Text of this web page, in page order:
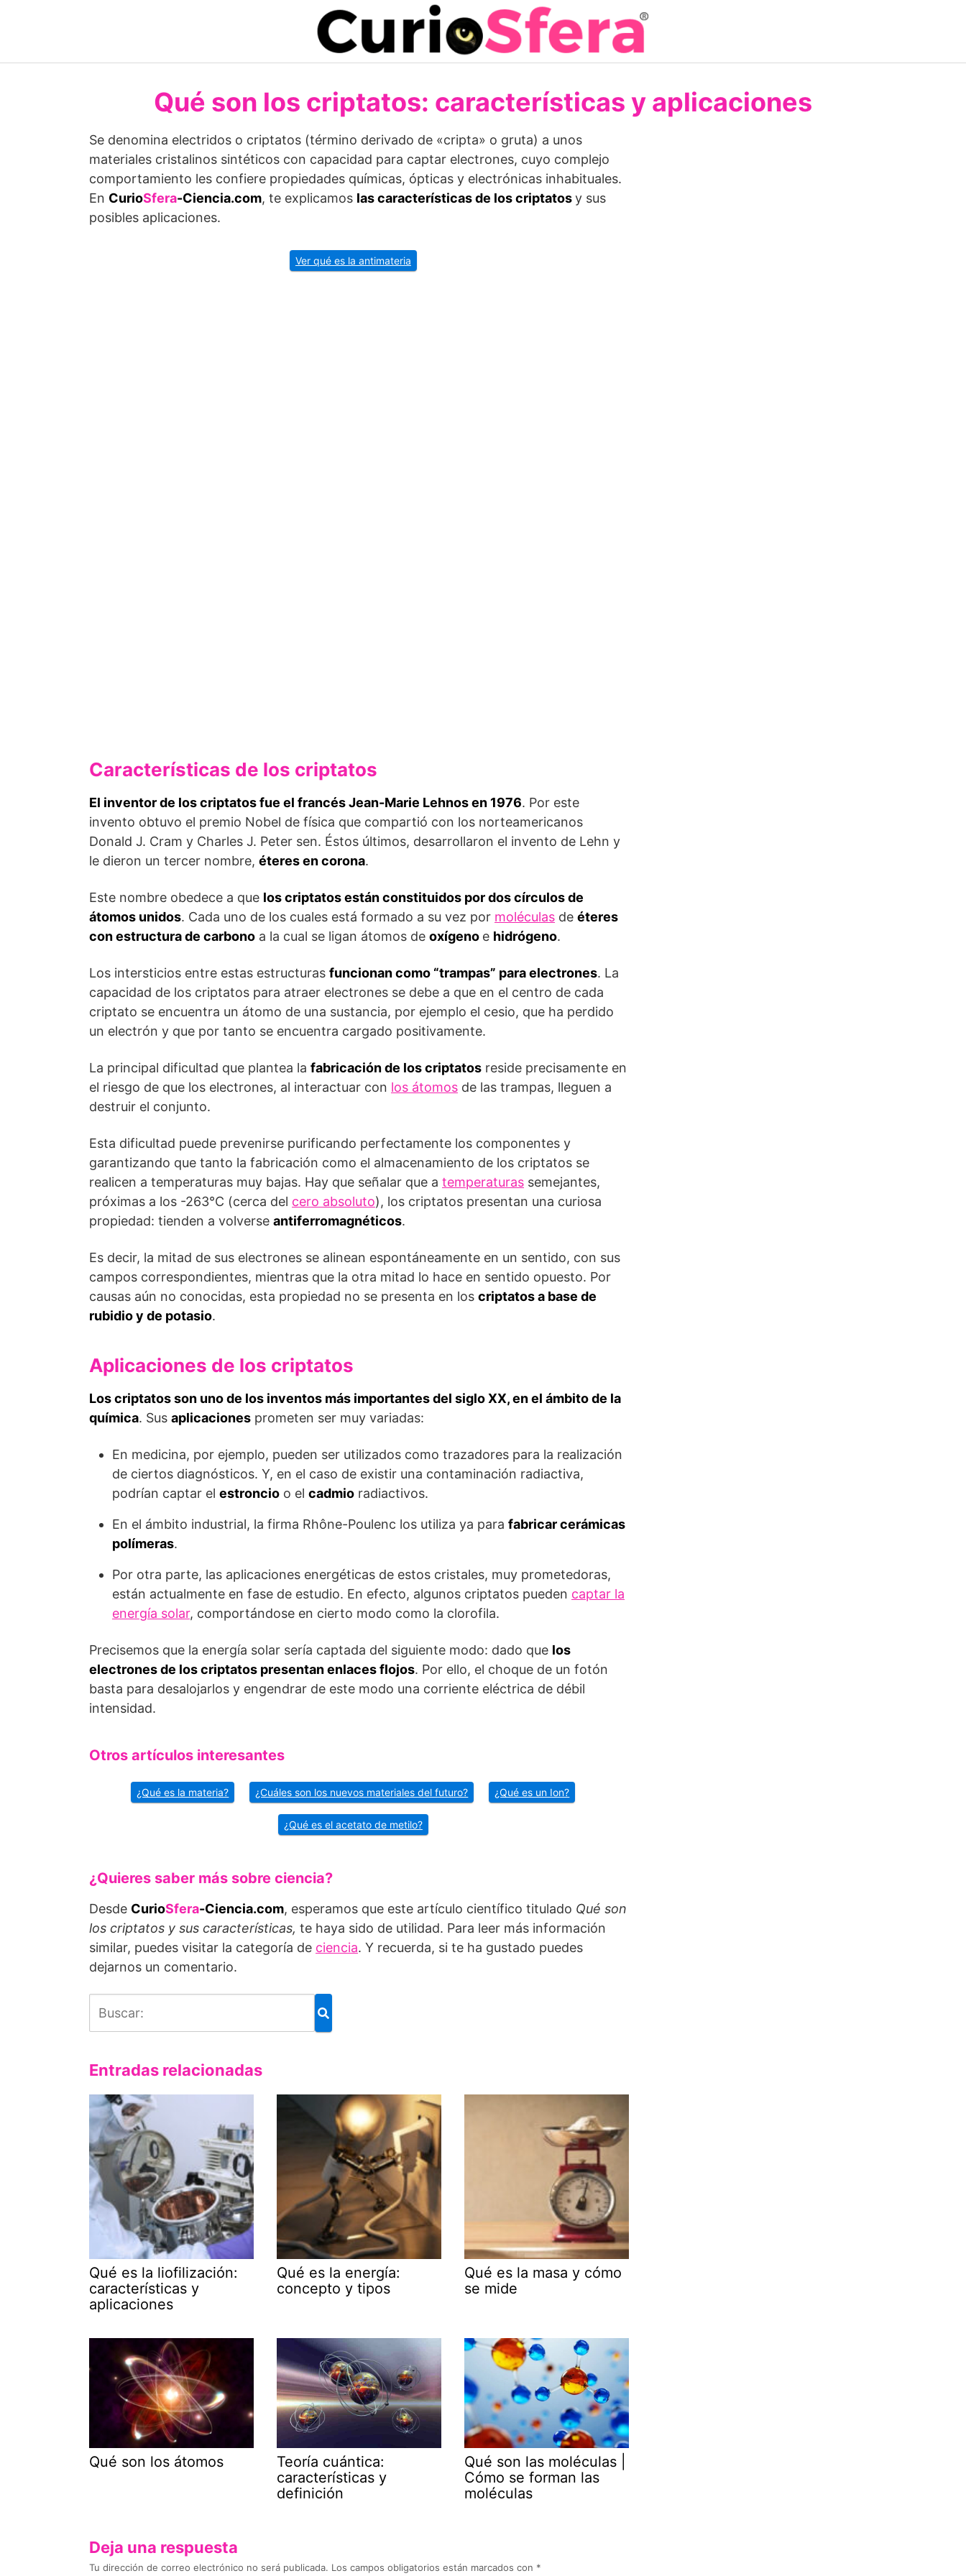
Qué son los criptatos: características y aplicaciones
Se denomina electridos o criptatos (término derivado de «cripta» o gruta) a unos
materiales cristalinos sintéticos con capacidad para captar electrones, cuyo complejo
comportamiento les confiere propiedades químicas, ópticas y electrónicas inhabituales.
En CurioSfera-Ciencia.com, te explicamos las características de los criptatosy sus
posibles aplicaciones.
Ver qué es la antimateria
Características de los criptatos
El inventor de los criptatos fue el francés Jean-Marie Lehnos en 1976. Por este
invento obtuvo el premio Nobel de física que compartió con los norteamericanos
Donald J. Cram y Charles J. Peter sen. Éstos últimos, desarrollaron el invento de Lehn y
le dieron un tercer nombre, éteres encorona.
Este nombre obedece a que los criptatos están constituidos por dos círculos de
átomos unidos. Cada uno de los cuales está formado a su vez por moléculas de éteres
con estructura de carbono a la cual se ligan átomos de oxígeno e hidrógeno.
Los intersticios entre estas estructuras funcionan como “trampas” para electrones. La
capacidad de los criptatos para atraer electrones se debe a que en el centro de cada
criptato se encuentra un átomo de una sustancia, por ejemplo el cesio, que ha perdido
un electrón y que por tanto se encuentra cargado positi­vamente.
La principal dificultad que plantea la fabricación de los criptatos reside precisamente en
el riesgo de que los electrones, al interactuar con los átomos de las trampas, lleguen a
destruir el conjunto.
Esta dificultad puede prevenirse purificando perfectamente los componentes y
garantizando que tanto la fabricación como el almacenamiento de los criptatos se
realicen a temperaturas muy bajas. Hay que señalar que a temperaturas semejantes,
próximas a los -263°C (cerca del cero absoluto), los criptatos presentan una curiosa
propiedad: tienden a volverse antiferromagnéticos.
Es decir, la mitad de sus electrones se alinean espontáneamente en un sentido, con sus
campos correspondientes, mientras que la otra mitad lo hace en sentido opuesto. Por
causas aún no conocidas, esta propiedad no se presenta en los criptatos a base de
rubidio y de potasio.
Aplicaciones de los criptatos
Los criptatos son uno de los inventos más importantes del siglo XX, en el ámbito de la
química. Sus aplicaciones prometen ser muy variadas:
En medicina, por ejemplo, pueden ser utilizados como trazadores para la realización
de ciertos diagnósticos. Y, en el caso de existir una contaminación radiactiva,
podrían captar el estroncio o el cadmio radiactivos.
En el ámbito industrial, la firma Rhône-Poulenc los utiliza ya para fabricar cerámicas
polímeras.
Por otra parte, las aplicaciones energéticas de estos cristales, muy prometedoras,
están actualmente en fase de estudio. En efecto, algunos criptatos pueden captar la
energía solar, comportándose en cierto modo como la clorofila.
Precisemos que la energía solar sería captada del siguiente modo: dado que los
electrones de los criptatos presentan enlaces flojos. Por ello, el choque de un fotón
basta para desalojarlos y engendrar de este modo una corriente eléctrica de débil
intensidad.
Otros artículos interesantes
¿Qué es la materia? ¿Cuáles son los nuevos materiales del futuro? ¿Qué es un Ion?
¿Qué es el acetato de metilo?
¿Quieres saber más sobre ciencia?
Desde CurioSfera-Ciencia.com, esperamos que este artículo científico titulado Qué son
los criptatos y sus características, te haya sido de utilidad. Para leer más información
similar, puedes visitar la categoría de ciencia. Y recuerda, si te ha gustado puedes
dejarnos un comentario.
Entradas relacionadas
Qué es la liofilización:
características y
aplicaciones
Qué es la energía:
concepto y tipos
Qué es la masa y cómo
se mide
Qué son los átomos
Teoría cuántica:
características y
definición
Qué son las moléculas |
Cómo se forman las
moléculas
Deja una respuesta
Tu dirección de correo electrónico no será publicada. Los campos obligatorios están marcados con *